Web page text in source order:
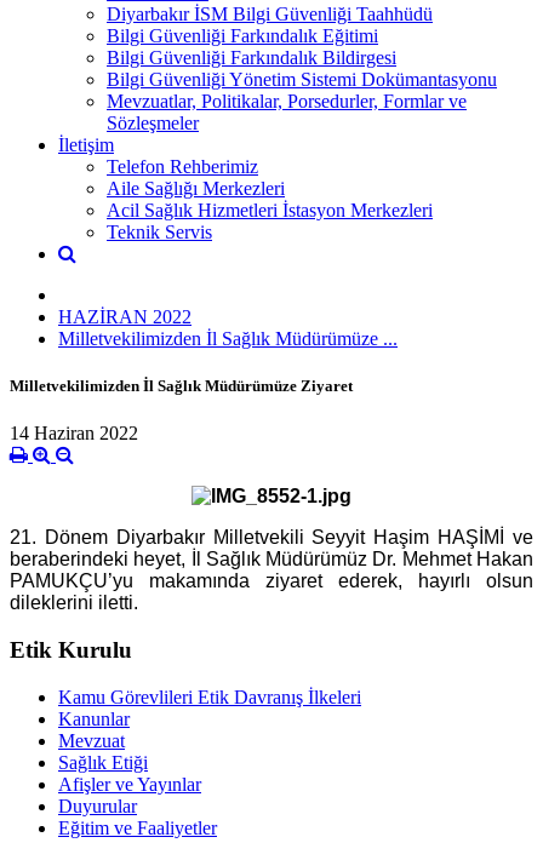
Diyarbakır İSM Bilgi Güvenliği Taahhüdü
Bilgi Güvenliği Farkındalık Eğitimi
Bilgi Güvenliği Farkındalık Bildirgesi
Bilgi Güvenliği Yönetim Sistemi Dokümantasyonu
Mevzuatlar, Politikalar, Porsedurler, Formlar ve
Sözleşmeler
İletişim
Telefon Rehberimiz
Aile Sağlığı Merkezleri
Acil Sağlık Hizmetleri İstasyon Merkezleri
Teknik Servis
HAZİRAN 2022
Milletvekilimizden İl Sağlık Müdürümüze ...
Milletvekilimizden İl Sağlık Müdürümüze Ziyaret
14 Haziran 2022
21. Dönem Diyarbakır Milletvekili Seyyit Haşim HAŞİMİ ve
beraberindeki heyet, İl Sağlık Müdürümüz Dr. Mehmet Hakan
PAMUKÇU’yu makamında ziyaret ederek, hayırlı olsun
dileklerini iletti.
Etik Kurulu
Kamu Görevlileri Etik Davranış İlkeleri
Kanunlar
Mevzuat
Sağlık Etiği
Afişler ve Yayınlar
Duyurular
Eğitim ve Faaliyetler